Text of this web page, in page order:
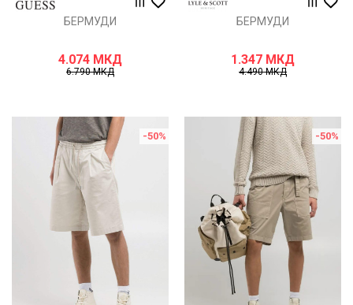
БЕРМУДИ
4.074 МКД
6.790МКД
БЕРМУДИ
1.347 МКД
4.490МКД
-50% -50%